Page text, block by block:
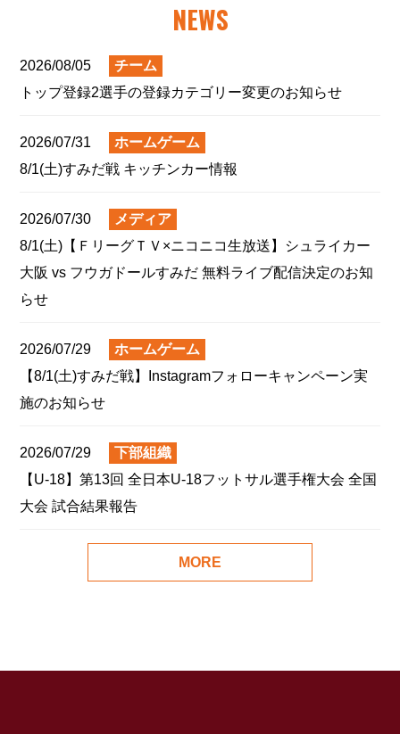
NEWS
2026/08/05
チーム
トップ登録2選手の登録カテゴリー変更のお知らせ
2026/07/31
ホームゲーム
8/1(土)すみだ戦 キッチンカー情報
2026/07/30
メディア
8/1(土)【ＦリーグＴＶ×ニコニコ生放送】シュライカー
大阪 vs フウガドールすみだ 無料ライブ配信決定のお知
らせ
2026/07/29
ホームゲーム
【8/1(土)すみだ戦】Instagramフォローキャンペーン実
施のお知らせ
2026/07/29
下部組織
【U-18】第13回 全日本U-18フットサル選手権大会 全国
大会 試合結果報告
MORE